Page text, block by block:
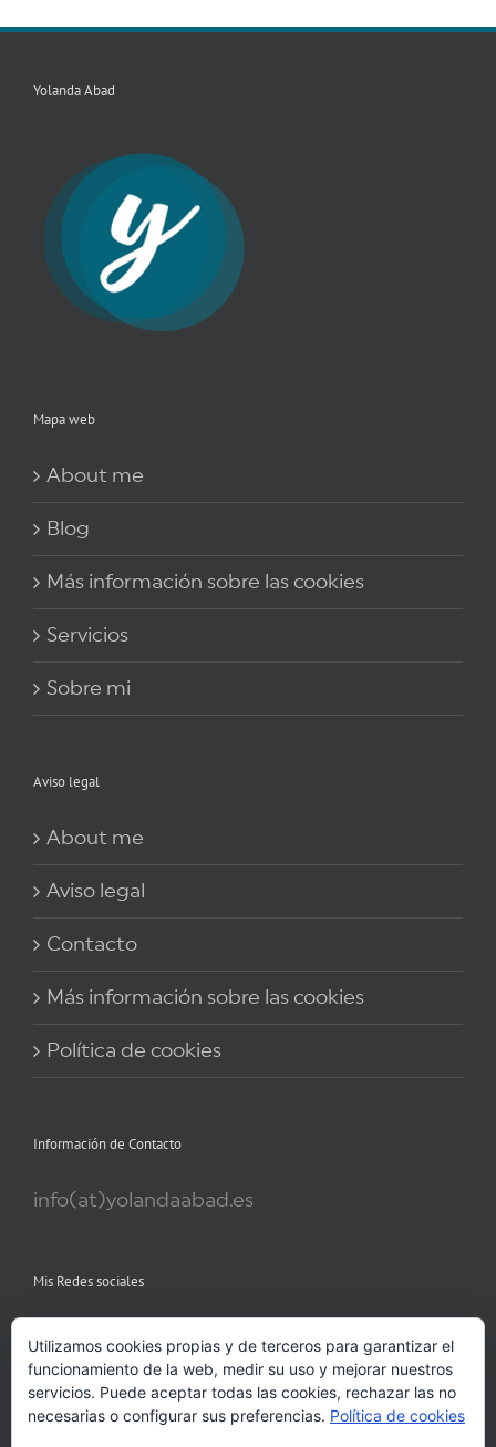
Yolanda Abad
Mapa web
About me
Blog
Más información sobre las cookies
Servicios
Sobre mi
Aviso legal
About me
Aviso legal
Contacto
Más información sobre las cookies
Política de cookies
Información de Contacto
info(at)yolandaabad.es
Mis Redes sociales
Utilizamos cookies propias y de terceros para garantizar el
funcionamiento de la web, medir su uso y mejorar nuestros
servicios. Puede aceptar todas las cookies, rechazar las no
necesarias o configurar sus preferencias. Política de cookies